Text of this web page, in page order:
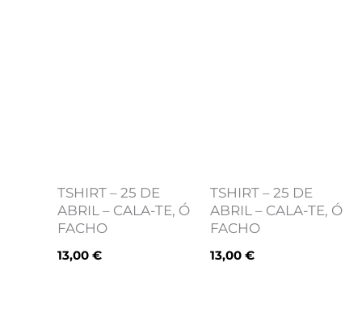
TSHIRT – 25 DE
ABRIL – CALA-TE, Ó
FACHO
13,00 €
TSHIRT – 25 DE
ABRIL – CALA-TE, Ó
FACHO
13,00 €